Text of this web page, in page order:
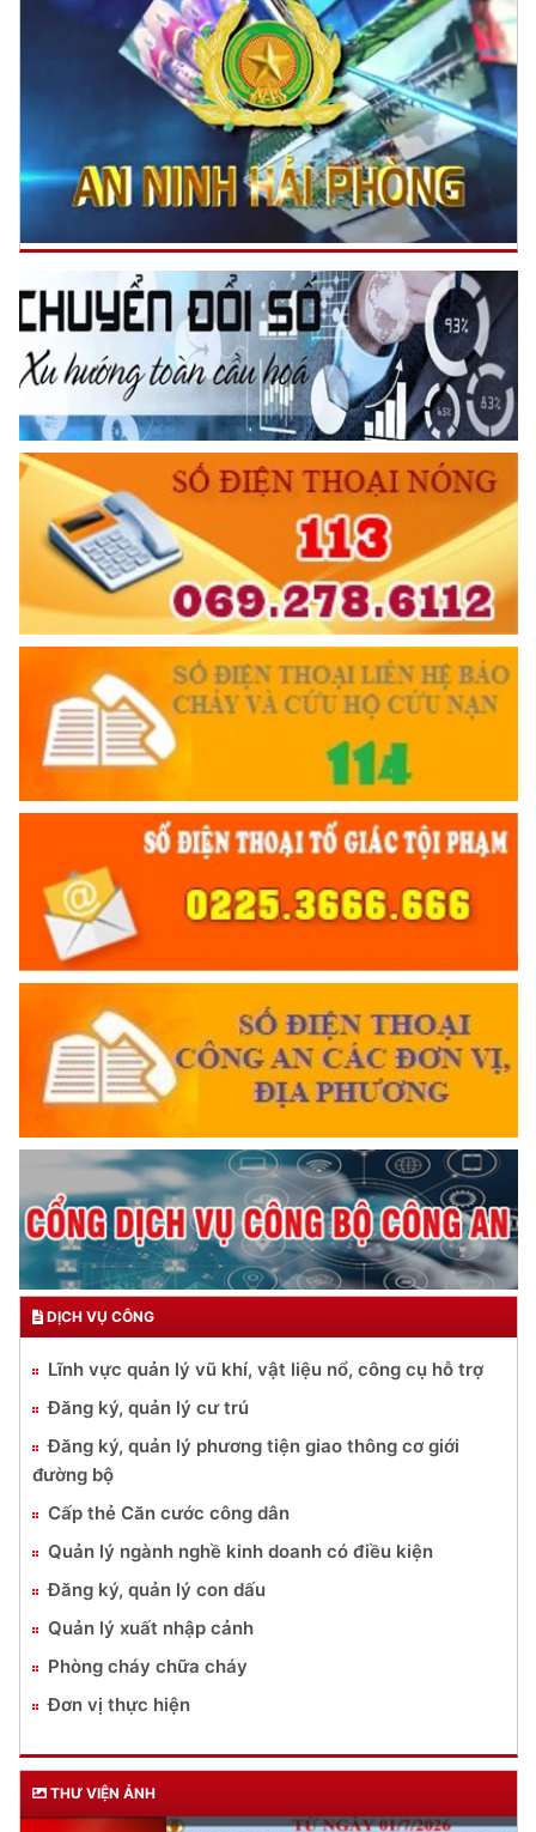
DỊCH VỤ CÔNG
Lĩnh vực quản lý vũ khí, vật liệu nổ, công cụ hỗ trợ
Đăng ký, quản lý cư trú
Đăng ký, quản lý phương tiện giao thông cơ giới
đường bộ
Cấp thẻ Căn cước công dân
Quản lý ngành nghề kinh doanh có điều kiện
Đăng ký, quản lý con dấu
Quản lý xuất nhập cảnh
Phòng cháy chữa cháy
Đơn vị thực hiện
THƯ VIỆN ẢNH